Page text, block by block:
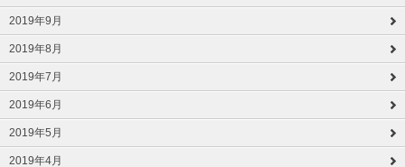
2019年9月
2019年8月
2019年7月
2019年6月
2019年5月
2019年4月